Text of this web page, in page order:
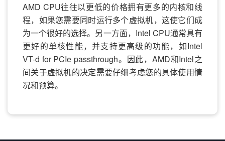
AMD CPU往往以更低的价格拥有更多的内核和线
程，如果您需要同时运行多个虚拟机，这使它们成
为一个很好的选择。另一方面，Intel CPU通常具有
更好的单核性能，并支持更高级的功能，如Intel
VT-d for PCIe passthrough。因此，AMD和Intel之
间关于虚拟机的决定需要仔细考虑您的具体使用情
况和预算。